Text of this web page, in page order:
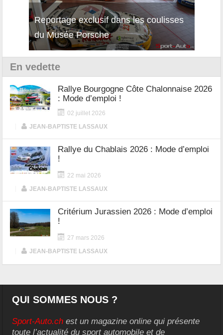
Reportage exclusif dans les coulisses
du Musée Porsche
Découverte de la nouvelle Ferrari
12Cilindri Manuale
En vedette
Rallye Bourgogne Côte Chalonnaise 2026
: Mode d’emploi !
02 juillet 2026
JEAN-BAPTISTE LASSAUX
Rallye du Chablais 2026 : Mode d’emploi
!
22 mai 2026
JEAN-BAPTISTE LASSAUX
Critérium Jurassien 2026 : Mode d’emploi
!
27 mars 2026
JEAN-BAPTISTE LASSAUX
QUI SOMMES NOUS ?
Sport-Auto.ch est un magazine online qui présente
toute l’actualité du sport automobile et de